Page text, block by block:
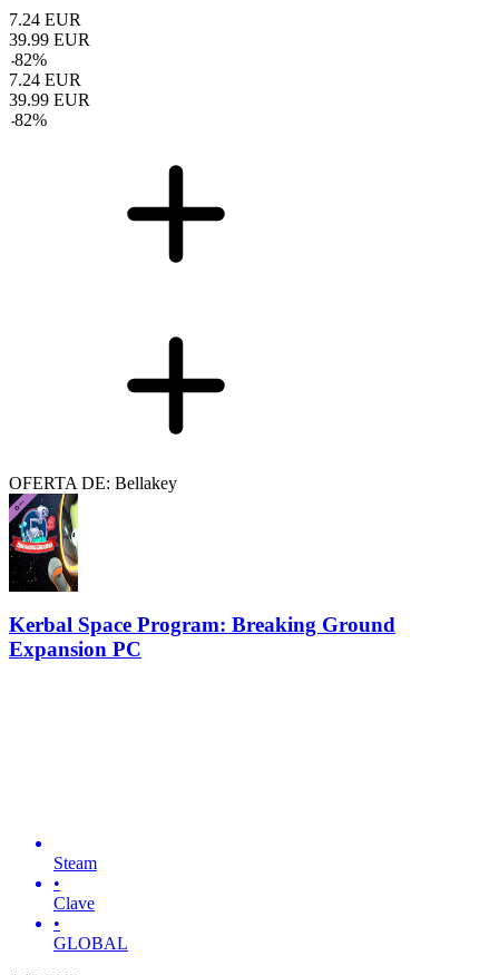
7.24 EUR
39.99 EUR
-82%
7.24 EUR
39.99 EUR
-82%
OFERTA DE: Bellakey
Kerbal Space Program: Breaking Ground
Expansion PC
Steam
•
Clave
•
GLOBAL